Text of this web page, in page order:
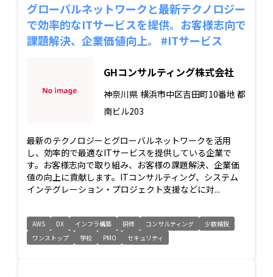
グローバルネットワークと最新テクノロジー
で効率的なITサービスを提供。お客様志向で
課題解決、企業価値向上。 #ITサービス
GHコンサルティング株式会社
神奈川県 横浜市中区吉田町10番地 都
南ビル203
最新のテクノロジーとグローバルネットワークを活用
し、効率的で最適なITサービスを提供している企業で
す。お客様志向で取り組み、お客様の課題解決、企業価
値の向上に貢献します。ITコンサルティング、システム
インテグレーション・プロジェクト支援などに対...
AWS DX インフラ構築 研修 コンサルティング
少数精鋭
ワンストップ
学校 PMO セキュリティ